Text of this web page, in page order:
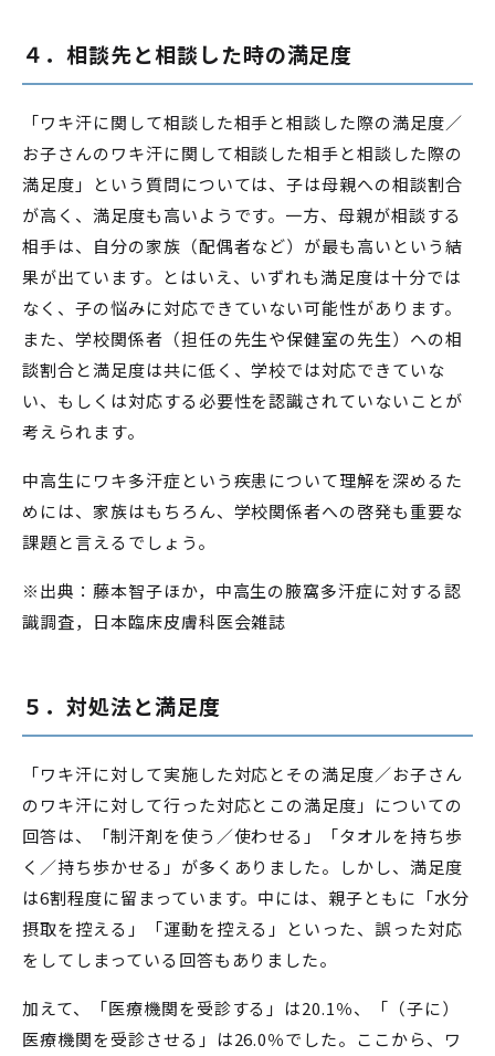
４．相談先と相談した時の満足度
「ワキ汗に関して相談した相手と相談した際の満足度／
お子さんのワキ汗に関して相談した相手と相談した際の
満足度」という質問については、子は母親への相談割合
が高く、満足度も高いようです。一方、母親が相談する
相手は、自分の家族（配偶者など）が最も高いという結
果が出ています。とはいえ、いずれも満足度は十分では
なく、子の悩みに対応できていない可能性があります。
また、学校関係者（担任の先生や保健室の先生）への相
談割合と満足度は共に低く、学校では対応できていな
い、もしくは対応する必要性を認識されていないことが
考えられます。
中高生にワキ多汗症という疾患について理解を深めるた
めには、家族はもちろん、学校関係者への啓発も重要な
課題と言えるでしょう。
※出典：藤本智子ほか，中高生の腋窩多汗症に対する認
識調査，日本臨床皮膚科医会雑誌
５．対処法と満足度
「ワキ汗に対して実施した対応とその満足度／お子さん
のワキ汗に対して行った対応とこの満足度」についての
回答は、「制汗剤を使う／使わせる」「タオルを持ち歩
く／持ち歩かせる」が多くありました。しかし、満足度
は6割程度に留まっています。中には、親子ともに「水分
摂取を控える」「運動を控える」といった、誤った対応
をしてしまっている回答もありました。
加えて、「医療機関を受診する」は20.1％、「（子に）
医療機関を受診させる」は26.0％でした。ここから、ワ